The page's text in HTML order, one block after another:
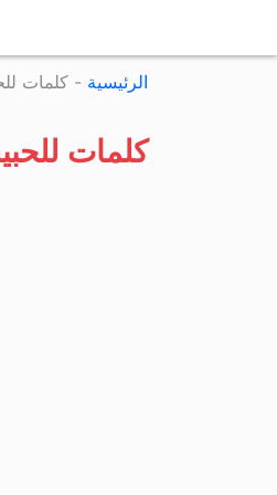
الرئيسية - كلمات
كلمات